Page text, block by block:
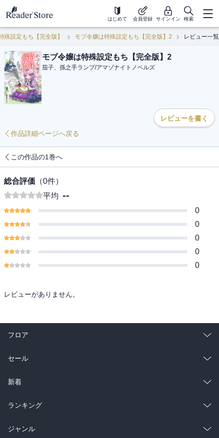
はじめて 会員登録 サインイン 検索
殊設定もち【完全版】 モブ令嬢は特殊設定もち【完全版】2 レビュー一覧
モブ令嬢は特殊設定もち【完全版】2
茄子、孫之手ランプ/アマゾナイトノベルズ
レビューを書く
作品詳細ページへ戻る
この作品の1巻へ
総合評価 （0件）
平均 --
0
0
0
0
0
レビューがありません。
フロア
総合
ラノベ
雑誌・グラビア
BL・TL
セール
総合
ラノベ
雑誌・グラビア
新着
総合
ラノベ
ランキング
総合
ジャンル